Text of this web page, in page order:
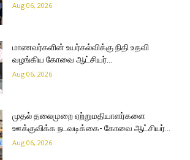
Aug 06, 2026
மாணவர்களின் உயர்கல்விக்கு நிதி உதவி
வழங்கிய கோவை ஆட்சியர்…
Aug 06, 2026
முதல் தலைமுறை ஏற்றுமதியாளர்களை
ஊக்குவிக்க நடவடிக்கை- கோவை ஆட்சியர்…
Aug 06, 2026